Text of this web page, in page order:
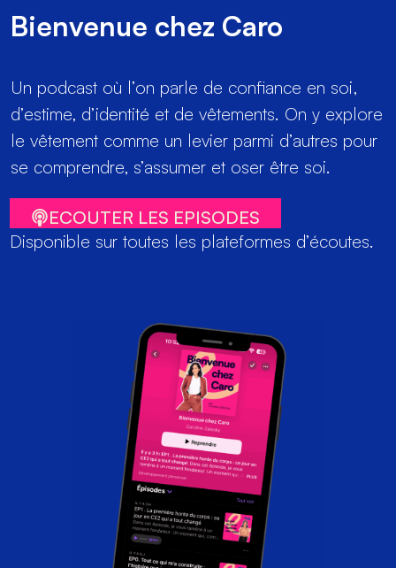
Bienvenue chez Caro
Un podcast où l’on parle de confiance en soi,
d’estime, d’identité et de vêtements. On y explore
le vêtement comme un levier parmi d’autres pour
se comprendre, s’assumer et oser être soi.
ECOUTER LES EPISODES
Disponible sur toutes les plateformes d’écoutes.